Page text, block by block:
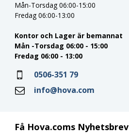
Få Hova.coms Nyhetsbrev
Mån-Torsdag 06:00-15:00
Fredag 06:00-13:00
Kontor och Lager är bemannat
Mån -Torsdag 06:00 - 15:00
Fredag 06:00 - 13:00
0506-351 79
info@hova.com